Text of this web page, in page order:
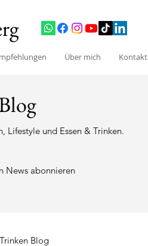
Über mich Kontakt
Lifestyle und Essen & Trinken.
News abonnieren
Blog